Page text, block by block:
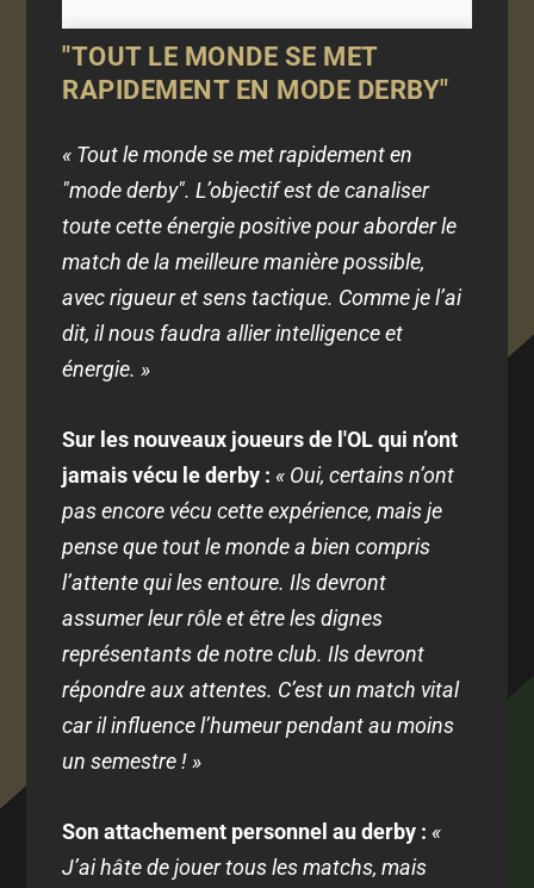
"TOUT LE MONDE SE MET
RAPIDEMENT EN MODE DERBY"
« Tout le monde se met rapidement en
"mode derby". L’objectif est de canaliser
toute cette énergie positive pour aborder le
match de la meilleure manière possible,
avec rigueur et sens tactique. Comme je l’ai
dit, il nous faudra allier intelligence et
énergie. »
Sur les nouveaux joueurs de l'OL qui n’ont
jamais vécu le derby : « Oui, certains n’ont
pas encore vécu cette expérience, mais je
pense que tout le monde a bien compris
l’attente qui les entoure. Ils devront
assumer leur rôle et être les dignes
représentants de notre club. Ils devront
répondre aux attentes. C’est un match vital
car il influence l’humeur pendant au moins
un semestre ! »
Son attachement personnel au derby : «
J’ai hâte de jouer tous les matchs, mais